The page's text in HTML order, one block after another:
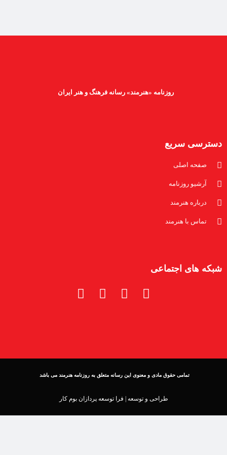
روزنامه «هنرمند» رسانه فرهنگ و هنر ایران
دسترسی سریع
صفحه اصلی
آرشیو روزنامه
درباره هنرمند
تماس با هنرمند
شبکه های اجتماعی
تمامی حقوق مادی و معنوی این رسانه متعلق به روزنامه هنرمند می باشد
طراحی و توسعه | فرا توسعه پردازان بوم کار